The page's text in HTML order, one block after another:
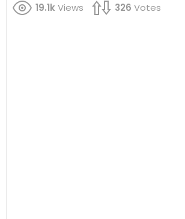
19.1kViews 326 Votes